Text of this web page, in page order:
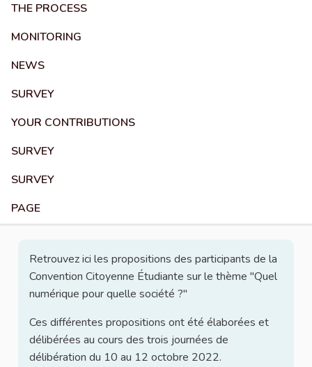
THE PROCESS
MONITORING
NEWS
SURVEY
YOUR CONTRIBUTIONS
SURVEY
SURVEY
PAGE
Retrouvez ici les propositions des participants de la
Convention Citoyenne Étudiante sur le thème "Quel
numérique pour quelle société ?"
Ces différentes propositions ont été élaborées et
délibérées au cours des trois journées de
délibération du 10 au 12 octobre 2022.